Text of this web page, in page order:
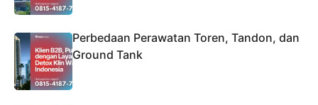
Perbedaan Perawatan Toren, Tandon, dan
Ground Tank